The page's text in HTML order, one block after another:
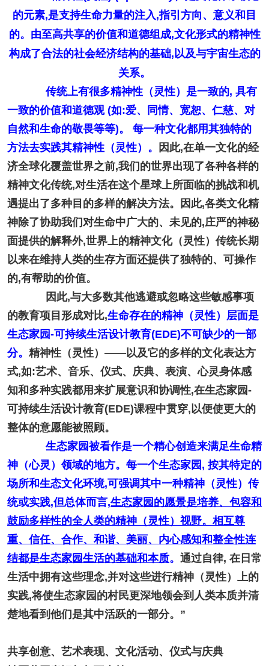
的元素,是支持生命力量的注入,指引方向、意义和目
的。由至高共享的价值和道德组成,文化形式的精神性
构成了合法的社会经济结构的基础,以及与宇宙生态的
关系。
传统上有很多精神性（灵性）是一致的, 具有
一致的价值和道德观 (如:爱、同情、宽恕、仁慈、对
自然和生命的敬畏等等)。 每一种文化都用其独特的
方法去实践其精神性（灵性）。
因此,在单一文化的经
济全球化覆盖世界之前,我们的世界出现了各种各样的
精神文化传统,对生活在这个星球上所面临的挑战和机
遇提出了多种目的多样的解决方法。因此,各类文化精
神除了协助我们对生命中广大的、未见的,庄严的神秘
面提供的解释外,世界上的精神文化（灵性）传统长期
以来在维持人类的生存方面还提供了独特的、可操作
的,有帮助的价值。
因此,与大多数其他逃避或忽略这些敏感事项
的教育项目形成对比,生命存在的精神（灵性）层面是
生态家园-可持续生活设计教育(EDE)不可缺少的一部
分。 精神性（灵性）——以及它的多样的文化表达方
式,如:艺术、音乐、仪式、庆典、表演、心灵身体感
知和多种实践都用来扩展意识和协调性,在生态家园-
可持续生活设计教育(EDE)课程中贯穿,以便使更大的
整体的意愿能被照顾。
生态家园被看作是一个精心创造来满足生命精
神（心灵）领域的地方。每一个生态家园, 按其特定的
场所和生态文化环境,可强调其中一种精神（灵性）传
统或实践,但总体而言,生态家园的愿景是培养、包容和
鼓励多样性的全人类的精神（灵性）视野。相互尊
重、信任、合作、和谐、美丽、内心感知和整全性连
结都是生态家园生活的基础和本质。 通过自律, 在日常
生活中拥有这些理念,并对这些进行精神（灵性）上的
实践,将使生态家园的村民更深地领会到人类本质并清
楚地看到他们是其中活跃的一部分。”
共享创意、艺术表现、文化活动、仪式与庆典